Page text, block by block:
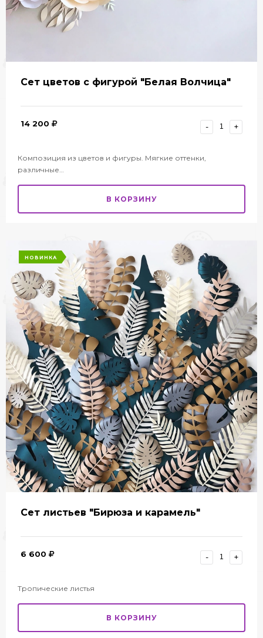
Сет цветов с фигурой "Белая Волчица"
14 200 - +
Композиция из цветов и фигуры. Мягкие оттенки,
различные…
В КОРЗИНУ
НОВИНКА
Сет листьев "Бирюза и карамель"
6 600 - +
Тропические листья
В КОРЗИНУ